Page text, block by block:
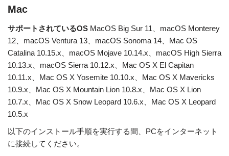
Mac
サポートされているOS MacOS Big Sur 11、macOS Monterey
12、macOS Ventura 13、macOS Sonoma 14、Mac OS
Catalina 10.15.x、macOS Mojave 10.14.x、macOS High Sierra
10.13.x、macOS Sierra 10.12.x、Mac OS X El Capitan
10.11.x、Mac OS X Yosemite 10.10.x、Mac OS X Mavericks
10.9.x、Mac OS X Mountain Lion 10.8.x、Mac OS X Lion
10.7.x、Mac OS X Snow Leopard 10.6.x、Mac OS X Leopard
10.5.x
以下のインストール手順を実行する間、PCをインターネット
に接続してください。